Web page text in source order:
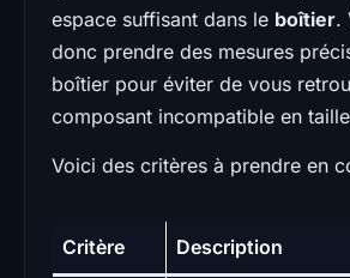
espace suffisant dans le boîtier.
donc prendre des mesures
boîtier pour éviter de vous
composant incompatible en
Voici des critères à prendre en
Critère Description